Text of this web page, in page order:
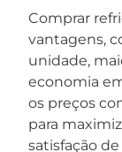
Comprar
vantagens,
unidade,
economia
os preços
para
satisfação